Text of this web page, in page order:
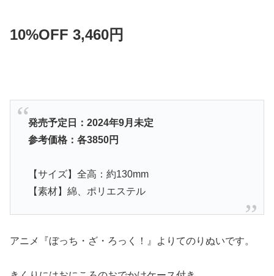
10%OFF 3,460円
発売予定日：2024年9月未定
参考価格：各3850円
【サイズ】全高：約130mm
【素材】綿、ポリエステル
アニメ『ぼっち・ざ・ろっく！』よりてのりぬいです。